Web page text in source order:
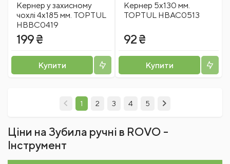
Кернер у захисному
чохлі 4х185 мм. TOPTUL
HBBC0419
199 ₴
Купити
Кернер 5х130 мм.
TOPTUL HBAC0513
92 ₴
Купити
1 2 3 4 5
Ціни на Зубила ручні в ROVO -
Інструмент